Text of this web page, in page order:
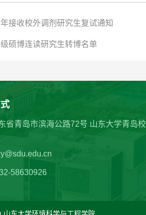
接收校外调剂研究生复试通知
硕博连读研究生转博名单
省青岛市滨海公路72号 山东大学青岛
58630926